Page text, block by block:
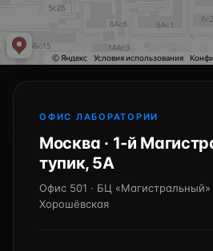
ОФИС ЛАБОРАТОРИИ
Москва · 1-й
тупик, 5А
Офис 501 · БЦ
Хорошёвская